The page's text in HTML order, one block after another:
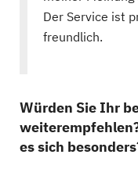
Der Service ist
freundlich.
Würden Sie Ihr
es sich